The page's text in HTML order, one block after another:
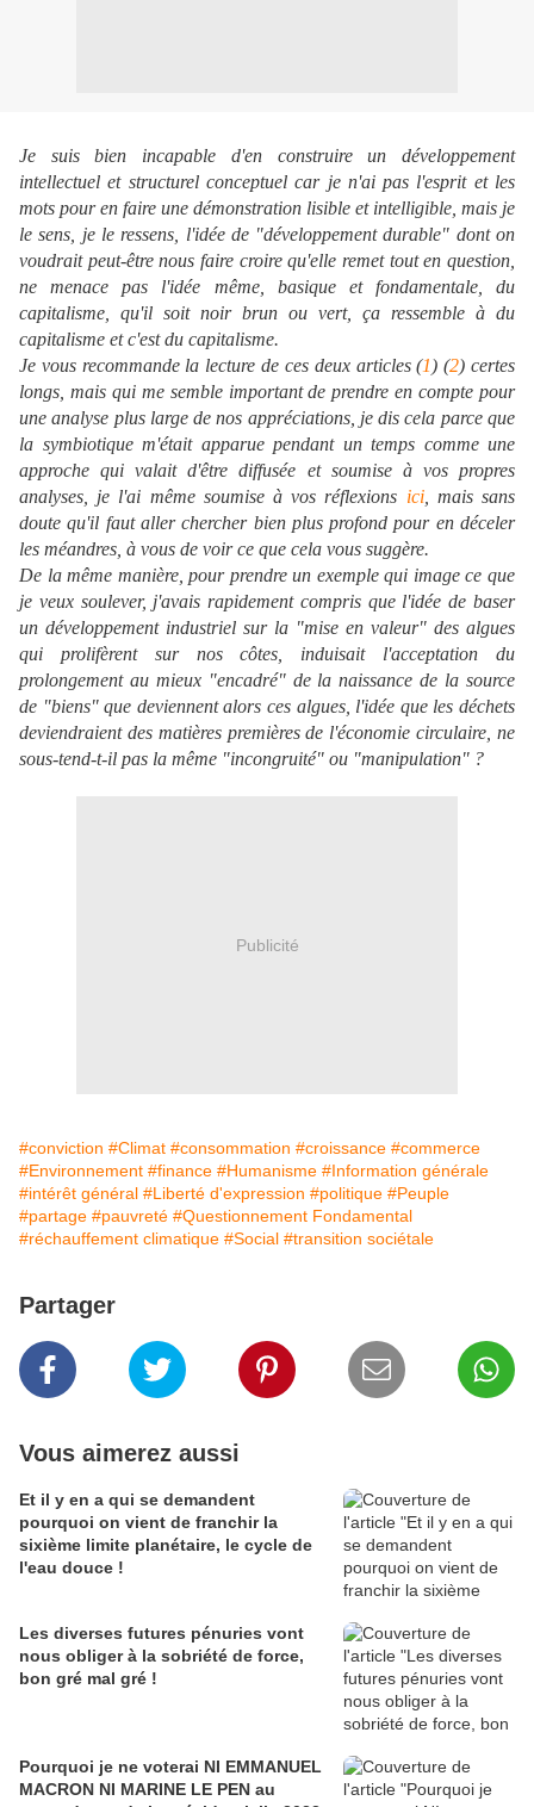
Je suis bien incapable d'en construire un développement
intellectuel et structurel conceptuel car je n'ai pas l'esprit et les
mots pour en faire une démonstration lisible et intelligible, mais je
le sens, je le ressens, l'idée de "développement durable" dont on
voudrait peut-être nous faire croire qu'elle remet tout en question,
ne menace pas l'idée même, basique et fondamentale, du
capitalisme, qu'il soit noir brun ou vert, ça ressemble à du
capitalisme et c'est du capitalisme.
Je vous recommande la lecture de ces deux articles (1) (2) certes
longs, mais qui me semble important de prendre en compte pour
une analyse plus large de nos appréciations, je dis cela parce que
la symbiotique m'était apparue pendant un temps comme une
approche qui valait d'être diffusée et soumise à vos propres
analyses, je l'ai même soumise à vos réflexions ici, mais sans
doute qu'il faut aller chercher bien plus profond pour en déceler
les méandres, à vous de voir ce que cela vous suggère.
De la même manière, pour prendre un exemple qui image ce que
je veux soulever, j'avais rapidement compris que l'idée de baser
un développement industriel sur la "mise en valeur" des algues
qui prolifèrent sur nos côtes, induisait l'acceptation du
prolongement au mieux "encadré" de la naissance de la source
de "biens" que deviennent alors ces algues, l'idée que les déchets
deviendraient des matières premières de l'économie circulaire, ne
sous-tend-t-il pas la même "incongruité" ou "manipulation" ?
Publicité
#conviction #Climat #consommation #croissance #commerce
#Environnement #finance #Humanisme #Information générale
#intérêt général #Liberté d'expression #politique #Peuple
#partage #pauvreté #Questionnement Fondamental
#réchauffement climatique #Social #transition sociétale
Partager
Vous aimerez aussi
Et il y en a qui se demandent
pourquoi on vient de franchir la
sixième limite planétaire, le cycle de
l'eau douce !
Les diverses futures pénuries vont
nous obliger à la sobriété de force,
bon gré mal gré !
Pourquoi je ne voterai NI EMMANUEL
MACRON NI MARINE LE PEN au